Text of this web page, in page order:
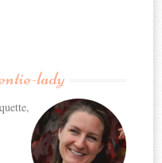
lady